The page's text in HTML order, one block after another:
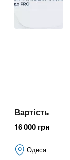
Вартість
16 000 грн
Одеса